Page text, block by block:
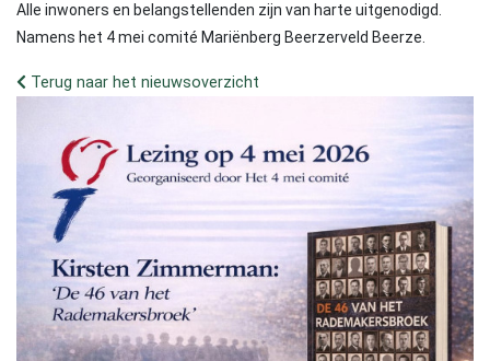
Alle inwoners en belangstellenden zijn van harte uitgenodigd.
Namens het 4 mei comité Mariënberg Beerzerveld Beerze.
Terug naar het nieuwsoverzicht